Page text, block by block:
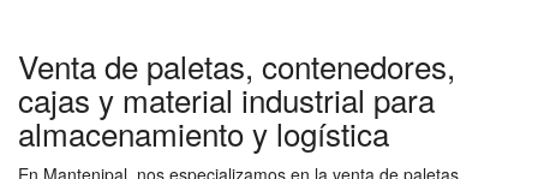
Venta de paletas, contenedores,
cajas y material industrial para
almacenamiento y logística